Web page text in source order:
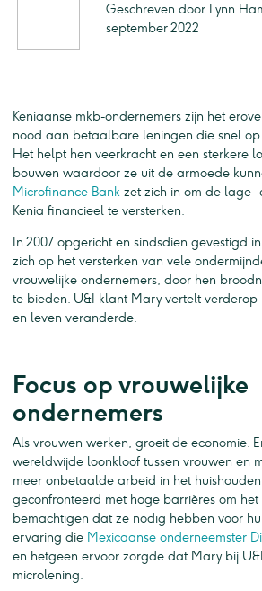
Geschreven door Lynn
september 2022
Keniaanse mkb-ondernemers zijn het
nood aan betaalbare leningen die snel
Het helpt hen veerkracht en een sterkere
bouwen waardoor ze uit de armoede
Microfinance Bank zet zich in om de lage-
Kenia financieel te versterken.
In 2007 opgericht en sindsdien gevestigd
zich op het versterken van vele
vrouwelijke ondernemers, door hen
te bieden. U&I klant Mary vertelt
en leven veranderde.
Focus op vrouwelijke
ondernemers
Als vrouwen werken, groeit de economie.
wereldwijde loonkloof tussen vrouwen en
meer onbetaalde arbeid in het
geconfronteerd met hoge barrières om
bemachtigen dat ze nodig hebben voor
ervaring die Mexicaanse onderneemster
en hetgeen ervoor zorgde dat Mary bij
microlening.